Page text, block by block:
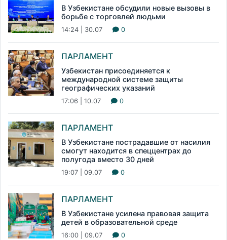
В Узбекистане обсудили новые вызовы в
борьбе с торговлей людьми
14:24 | 30.07 0
ПАРЛАМЕНТ
Узбекистан присоединяется к
международной системе защиты
географических указаний
17:06 | 10.07 0
ПАРЛАМЕНТ
В Узбекистане пострадавшие от насилия
смогут находится в спеццентрах до
полугода вместо 30 дней
19:07 | 09.07 0
ПАРЛАМЕНТ
В Узбекистане усилена правовая защита
детей в образовательной среде
16:00 | 09.07 0